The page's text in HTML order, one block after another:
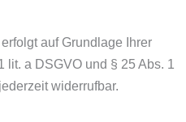
auf Grundlage Ihrer
lit. a DSGVO und § 25 Abs. 1
widerrufbar.